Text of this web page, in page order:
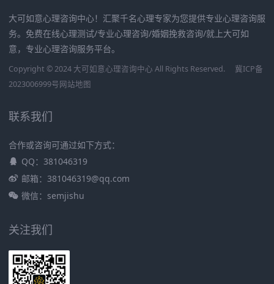
大可如意心理咨询中心！汇聚千名心理专家为您提供专业心理咨询服
务。免费在线心理测试/专业心理咨询/婚姻挽救咨询/就上大可如
意，专业心理咨询服务平台。
Copyright © 2024 大可如意心理咨询中心 All Rights Reserved.
冀ICP备
2023006999号网站地图
联系我们
合作或咨询可通过如下方式：
QQ：381046319
邮箱：381046319@qq.com
微信：semjishu
关注我们